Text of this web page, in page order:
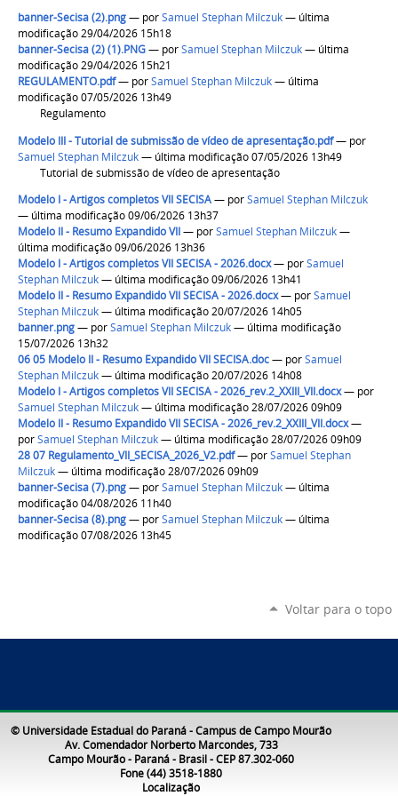
banner-Secisa (2).png— porSamuel Stephan Milczuk— última
modificação 29/04/2026 15h18
banner-Secisa (2) (1).PNG— porSamuel Stephan Milczuk— última
modificação 29/04/2026 15h21
REGULAMENTO.pdf— porSamuel Stephan Milczuk— última
modificação 07/05/2026 13h49
Regulamento
Modelo III - Tutorial de submissão de vídeo de apresentação.pdf— por
Samuel Stephan Milczuk— última modificação 07/05/2026 13h49
Tutorial de submissão de vídeo de apresentação
Modelo I - Artigos completos VII SECISA— porSamuel Stephan Milczuk
— última modificação 09/06/2026 13h37
Modelo II - Resumo Expandido VII— porSamuel Stephan Milczuk—
última modificação 09/06/2026 13h36
Modelo I - Artigos completos VII SECISA - 2026.docx— porSamuel
Stephan Milczuk— última modificação 09/06/2026 13h41
Modelo II - Resumo Expandido VII SECISA - 2026.docx— porSamuel
Stephan Milczuk— última modificação 20/07/2026 14h05
banner.png— porSamuel Stephan Milczuk— última modificação
15/07/2026 13h32
06 05 Modelo II - Resumo Expandido VII SECISA.doc— porSamuel
Stephan Milczuk— última modificação 20/07/2026 14h08
Modelo I - Artigos completos VII SECISA - 2026_rev.2_XXIII_VII.docx— por
Samuel Stephan Milczuk— última modificação 28/07/2026 09h09
Modelo II - Resumo Expandido VII SECISA - 2026_rev.2_XXIII_VII.docx—
porSamuel Stephan Milczuk— última modificação 28/07/2026 09h09
28 07 Regulamento_VII_SECISA_2026_V2.pdf— porSamuel Stephan
Milczuk— última modificação 28/07/2026 09h09
banner-Secisa (7).png— porSamuel Stephan Milczuk— última
modificação 04/08/2026 11h40
banner-Secisa (8).png— porSamuel Stephan Milczuk— última
modificação 07/08/2026 13h45
Voltar para o topo
© Universidade Estadual do Paraná - Campus de Campo Mourão
Av. Comendador Norberto Marcondes, 733
Campo Mourão - Paraná - Brasil - CEP 87.302-060
Fone (44) 3518-1880
Localização